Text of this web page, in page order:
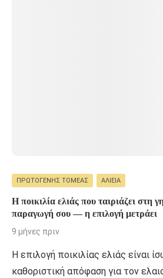
ΠΡΩΤΟΓΕΝΉΣ ΤΟΜΈΑΣ ΑΛΙΕΊΑ
Η ποικιλία ελιάς που ταιριάζει στη
παραγωγή σου — η επιλογή μετράει
9 μήνες πριν
Η επιλογή ποικιλίας ελιάς είναι
καθοριστική απόφαση για τον